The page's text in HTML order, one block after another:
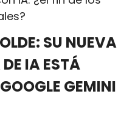
SU NUEVA
IA ESTÁ